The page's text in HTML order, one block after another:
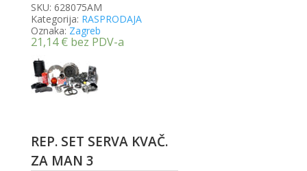
SKU: 628075AM
Kategorija: RASPRODAJA
Oznaka: Zagreb
21,14€ bez PDV-a
REP. SET SERVA KVAČ.
ZA MAN 3